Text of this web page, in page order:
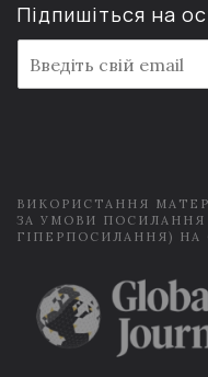
Підпишіться на
m
a
ВИКОРИСТАННЯ
ЗА УМОВИ
ГІПЕРПОСИЛАННЯ) НА